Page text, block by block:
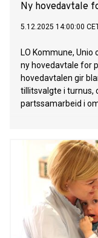
Ny hovedavtale
5.12.2025 14:00:00
LO Kommune, Unio
ny hovedavtale for
hovedavtalen gir
tillitsvalgte i turnus,
partssamarbeid i